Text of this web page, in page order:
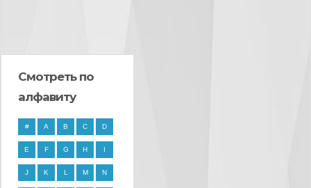
Смотреть по
алфавиту
# A B C D
E F G H I
J K L M N